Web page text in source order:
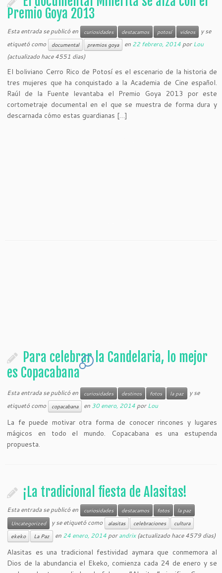
Premio Goya 2013
Esta entrada se publicó en curiosidades destacamos potosí videos
y se
etiquetó como
documental premios goya en 22 febrero, 2014 porLou
(actualizado hace 4551 dias)
El boliviano Cerro Rico de Potosí es el escenario de la historia de
tres mujeres que ha conquistado a la Academia de Cine español.
Raúl de la Fuente levantaba el Premio Goya 2013 por este
cortometraje documental en el que se muestra de forma dura y
descarnada cómo estas guardianas […]
Para celebrar la Candelaria, lo mejor
es Copacabana
1
Esta entrada se publicó en curiosidades destinos fotos la paz
y se
etiquetó como
copacabana en 30 enero, 2014 porLou
La fe puede motivar otra forma de conocer rincones y lugares
mágicos en todo el mundo. Copacabana es una estupenda
propuesta.
¡La tradicional fiesta de Alasitas!
Esta entrada se publicó en curiosidades destacamos fotos
la paz
Uncategorized
y se etiquetó como alasitas celebraciones
cultura
ekeko
La Paz en 24 enero, 2014 porandrix(actualizado hace 4579 dias)
Alasitas es una tradicional festividad aymara que conmemora al
Dios de la abundancia el Ekeko, comienza cada 24 de enero y se